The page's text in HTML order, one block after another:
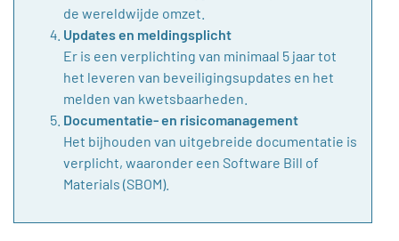
de wereldwijde omzet.
Updates en meldingsplicht
Er is een verplichting van minimaal 5 jaar tot
het leveren van beveiligingsupdates en het
melden van kwetsbaarheden.
Documentatie- en risicomanagement
Het bijhouden van uitgebreide documentatie is
verplicht, waaronder een Software Bill of
Materials (SBOM).